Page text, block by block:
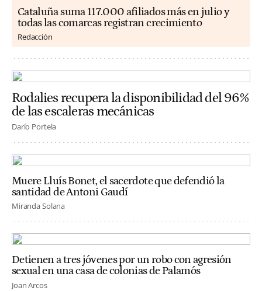
Cataluña suma 117.000 afiliados más en julio y
todas las comarcas registran crecimiento
Redacción
Rodalies recupera la disponibilidad del 96%
de las escaleras mecánicas
Darío Portela
Muere Lluís Bonet, el sacerdote que defendió la
santidad de Antoni Gaudí
Miranda Solana
Detienen a tres jóvenes por un robo con agresión
sexual en una casa de colonias de Palamós
Joan Arcos